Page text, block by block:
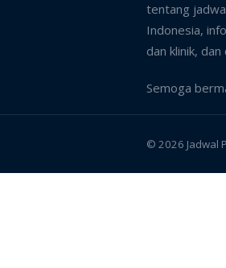
tentang
Indonesia,
dan klinik,
Semoga
© 2026 Jadwal